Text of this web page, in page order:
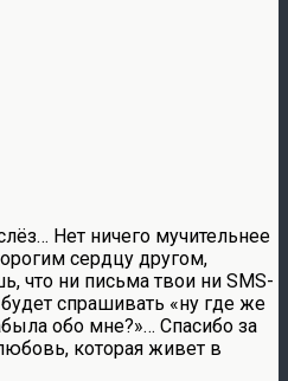
Нет ничего мучительнее
сердцу другом,
что ни письма твои ни SMS-
спрашивать «ну где же
обо мне?»… Спасибо за
которая живет в